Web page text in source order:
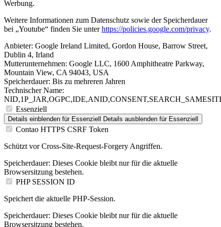
Werbung.
Weitere Informationen zum Datenschutz sowie der Speicherdauer
bei „Youtube“ finden Sie unterhttps://policies.google.com/privacy.
Anbieter: Google Ireland Limited, Gordon House, Barrow Street,
Dublin 4, Irland
Mutterunternehmen: Google LLC, 1600 Amphitheatre Parkway,
Mountain View, CA 94043, USA
Speicherdauer: Bis zu mehreren Jahren
Technischer Name:
Essenziell
Details einblenden für Essenziell Details ausblenden für Essenziell
Contao HTTPS CSRF Token
Schützt vor Cross-Site-Request-Forgery Angriffen.
Speicherdauer: Dieses Cookie bleibt nur für die aktuelle
Browsersitzung bestehen.
PHP SESSION ID
Speichert die aktuelle PHP-Session.
Speicherdauer: Dieses Cookie bleibt nur für die aktuelle
Browsersitzung bestehen.